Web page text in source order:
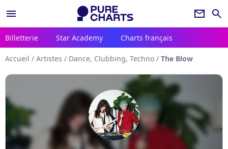
menu newsletter search
Billetterie Star Academy Charts français
Accueil / Artistes / Dance, Clubbing, Techno / The Blow